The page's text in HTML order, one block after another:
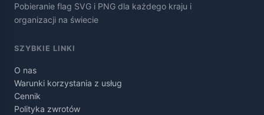
Pobieranie flag SVG i PNG dla każdego kraju i
organizacji na świecie
SZYBKIE LINKI
O nas
Warunki korzystania z usług
Cennik
Polityka zwrotów